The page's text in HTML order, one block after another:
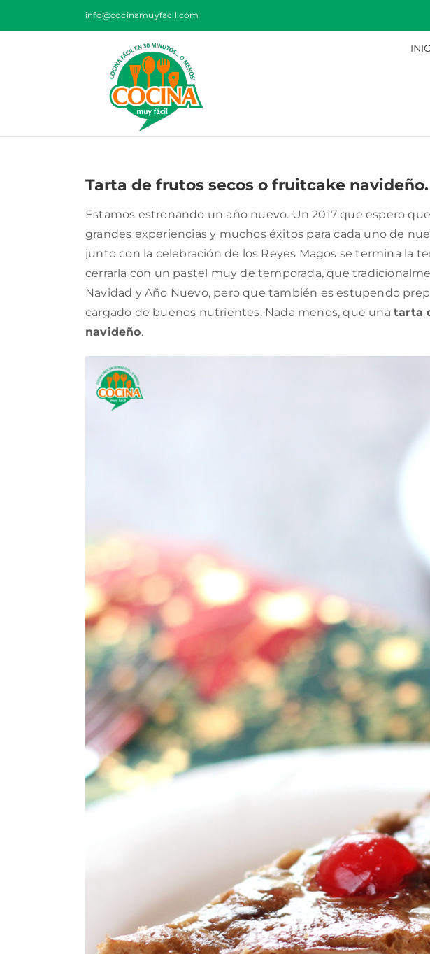
al
info@cocinamuyfacil.com
Tarta de frutos secos o fruitcake
Estamos estrenando un año nuevo. Un 2017 que espero
grandes experiencias y muchos éxitos para cada uno de
junto con la celebración de los Reyes Magos se termina la
cerrarla con un pastel muy de temporada, que
Navidad y Año Nuevo, pero que también es estupendo
cargado de buenos nutrientes. Nada menos, que unatarta
navideño.